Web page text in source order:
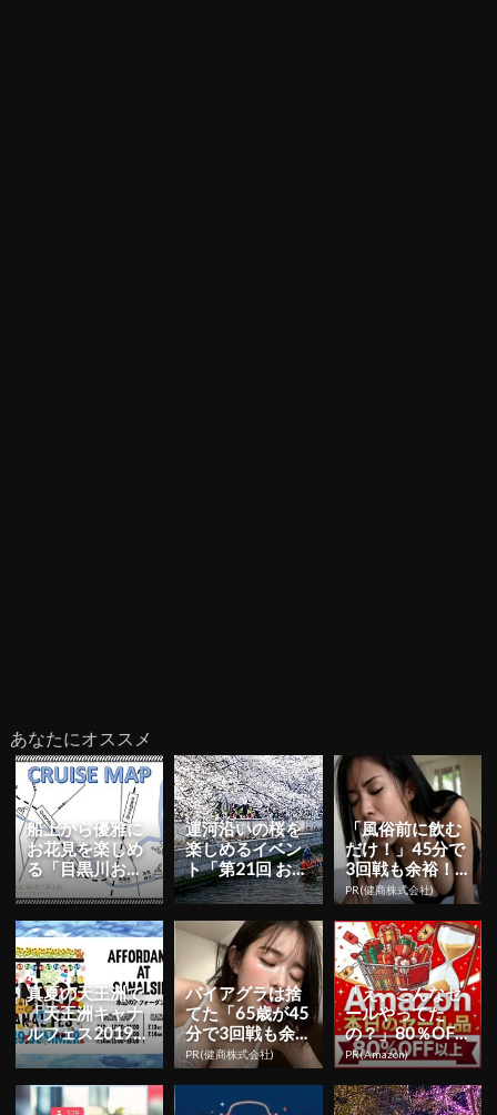
あなたにオススメ
船上から優雅に
お花見を楽しめ
る「目黒川お花
見クルーズ」3
月20日より開
催！早期割...
運河沿いの桜を
楽しめるイベン
ト「第21回 お江
戸深川さくらま
つり」3月22日
「風俗前に飲む
だけ！」45分で
3回戦も余裕！1
日31円で朝まで
絶好調
PR(健商株式会社)
真夏の天王洲で
「天王洲キャナ
ルフェス2019
夏」開催！
バイアグラは捨
てた「65歳が45
分で3回戦も余
裕」980円で朝
まで絶好調！
PR(健商株式会社)
「え、こんなセ
ールやってた
の？」80％OFF
以上が続々登
場！Amazonの本
気が...
PR(Amazon)